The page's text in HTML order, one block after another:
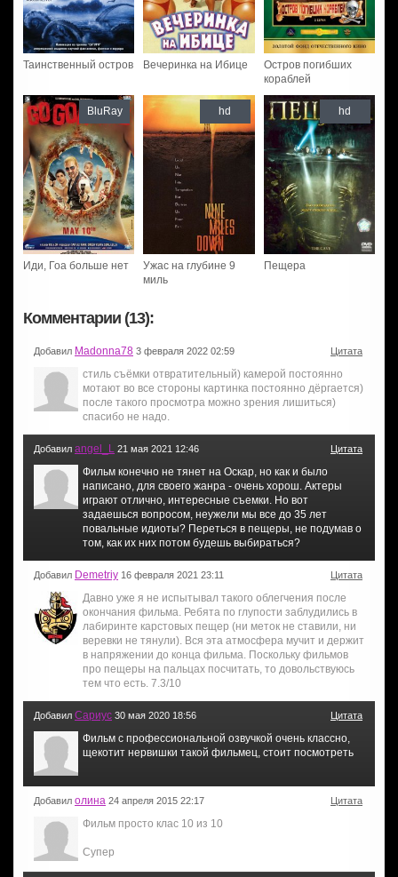
Таинственный остров Вечеринка на Ибице
Остров погибших
кораблей
Иди, Гоа больше нет
BluRay
Ужас на глубине 9
миль
hd
Пещера
hd
Комментарии (13):
Добавил Madonna78 3 февраля 2022 02:59 Цитата
стиль съёмки отвратительный) камерой постоянно
мотают во все стороны картинка постоянно дёргается)
после такого просмотра можно зрения лишиться)
спасибо не надо.
Добавил angel_L 21 мая 2021 12:46 Цитата
Фильм конечно не тянет на Оскар, но как и было
написано, для своего жанра - очень хорош. Актеры
играют отлично, интересные съемки. Но вот
задаешься вопросом, неужели мы все до 35 лет
повальные идиоты? Переться в пещеры, не подумав о
том, как их них потом будешь выбираться?
Добавил Demetriy 16 февраля 2021 23:11 Цитата
Давно уже я не испытывал такого облегчения после
окончания фильма. Ребята по глупости заблудились в
лабиринте карстовых пещер (ни меток не ставили, ни
веревки не тянули). Вся эта атмосфера мучит и держит
в напряжении до конца фильма. Поскольку фильмов
про пещеры на пальцах посчитать, то довольствуюсь
тем что есть. 7.3/10
Добавил Сариус 30 мая 2020 18:56 Цитата
Фильм с профессиональной озвучкой очень классно,
щекотит нервишки такой фильмец, стоит посмотреть
Добавил олина 24 апреля 2015 22:17 Цитата
Фильм просто клас 10 из 10
Супер